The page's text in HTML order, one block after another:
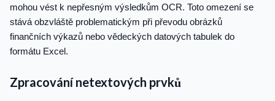
mohou vést k nepřesným výsledkům OCR. Toto omezení se
stává obzvláště problematickým při převodu obrázků
finančních výkazů nebo vědeckých datových tabulek do
formátu Excel.
Zpracování netextových prvků